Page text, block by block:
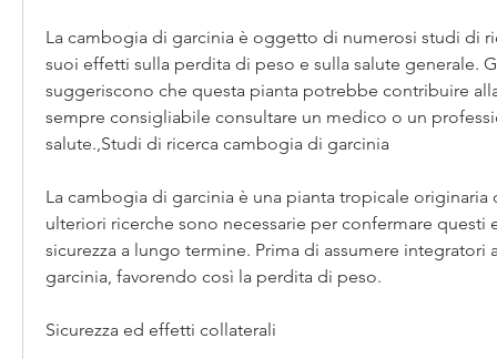
La cambogia di garcinia è oggetto di numerosi studi di
suoi effetti sulla perdita di peso e sulla salute generale.
suggeriscono che questa pianta potrebbe contribuire
sempre consigliabile consultare un medico o un
salute.,Studi di ricerca cambogia di garcinia
La cambogia di garcinia è una pianta tropicale originaria
ulteriori ricerche sono necessarie per confermare questi
sicurezza a lungo termine. Prima di assumere integratori
garcinia, favorendo così la perdita di peso.
Sicurezza ed effetti collaterali